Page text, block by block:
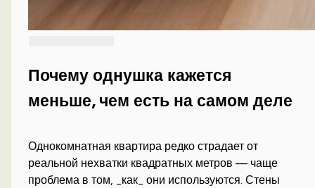
Почему однушка кажется
меньше, чем есть на самом деле
Однокомнатная квартира редко страдает от
реальной нехватки квадратных метров — чаще
проблема в том, _как_ они используются. Стены